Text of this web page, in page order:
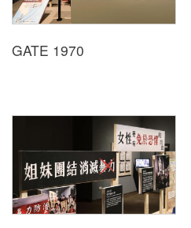
GATE 1970